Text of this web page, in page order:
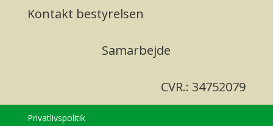
Kontakt bestyrelsen
Samarbejde
CVR.: 34752079
Privatlivspolitik